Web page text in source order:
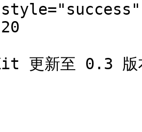
更新至 0.3 版